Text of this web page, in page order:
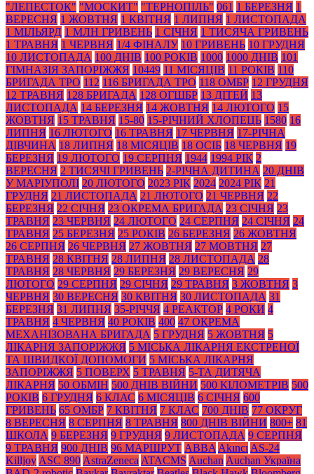
"ЛЕПЕСТОК" "МОСКИТ" "ТЕРНОПІЛЬ" 061 1 БЕРЕЗНЯ 1
ВЕРЕСНЯ 1 ЖОВТНЯ 1 КВІТНЯ 1 ЛИПНЯ 1 ЛИСТОПАДА
1 МІЛЬЯРД 1 МЛН ГРИВЕНЬ 1 СІЧНЯ 1 ТИСЯЧА ГРИВЕНЬ
1 ТРАВНЯ 1 ЧЕРВНЯ 1/4 ФІНАЛУ 10 ГРИВЕНЬ 10 ГРУДНЯ
10 ЛИСТОПАДА 100 ДНІВ 100 РОКІВ 1000 1000 ДНІВ 101
ГІМНАЗІЯ ЗАПОРІЖЖЯ 10449 11 МІСЯЦІВ 11 РОКІВ 110
БРИГАДА ТРО 112 116 БРИГАДА ТРО 118 ОМБР 12 ГРУДНЯ
12 ТРАВНЯ 128 БРИГАДА 128 ОГШБР 13 ДІТЕЙ 13
ЛИСТОПАДА 14 БЕРЕЗНЯ 14 ЖОВТНЯ 14 ЛЮТОГО 15
ЖОВТНЯ 15 ТРАВНЯ 15-80 15-РІЧНИЙ ХЛОПЕЦЬ 1580 16
ЛИПНЯ 16 ЛЮТОГО 16 ТРАВНЯ 17 ЧЕРВНЯ 17-РІЧНА
ДІВЧИНА 18 ЛИПНЯ 18 МІСЯЦІВ 18 ОСІБ 18 ЧЕРВНЯ 19
БЕРЕЗНЯ 19 ЛЮТОГО 19 СЕРПНЯ 1944 1994 РІК 2
ВЕРЕСНЯ 2 ТИСЯЧІ ГРИВЕНЬ 2-РІЧНА ДИТИНА 20 ДНІВ
У МАРІУПОЛІ 20 ЛЮТОГО 2023 РІК 2024 2024 РІК 21
ГРУДНЯ 21 ЛИСТОПАДА 21 ЛЮТОГО 21 ЧЕРВНЯ 22
БЕРЕЗНЯ 22 СІЧНЯ 23 ОКРЕМА БРИГАДА 23 СІЧНЯ 23
ТРАВНЯ 23 ЧЕРВНЯ 24 ЛЮТОГО 24 СЕРПНЯ 24 СІЧНЯ 24
ТРАВНЯ 25 БЕРЕЗНЯ 25 РОКІВ 26 БЕРЕЗНЯ 26 ЖОВТНЯ
26 СЕРПНЯ 26 ЧЕРВНЯ 27 ЖОВТНЯ 27 МОВТНЯ 27
ТРАВНЯ 28 КВІТНЯ 28 ЛИПНЯ 28 ЛИСТОПАДА 28
ТРАВНЯ 28 ЧЕРВНЯ 29 БЕРЕЗНЯ 29 ВЕРЕСНЯ 29
ЛЮТОГО 29 СЕРПНЯ 29 СІЧНЯ 29 ТРАВНЯ 3 ЖОВТНЯ 3
ЧЕРВНЯ 30 ВЕРЕСНЯ 30 КВІТНЯ 30 ЛИСТОПАДА 31
БЕРЕЗНЯ 31 ЛИПНЯ 35-РІЧЧЯ 4 РЕАКТОР 4 РОКИ 4
ТРАВНЯ 4 ЧЕРВНЯ 40 РОКІВ 400 47 ОКРЕМА
МЕХАНІЗОВАНА БРИГАДА 5 ГРУДНЯ 5 ЖОВТНЯ 5
ЛІКАРНЯ ЗАПОРІЖЖЯ 5 МІСЬКА ЛІКАРНЯ ЕКСТРЕНОЇ
ТА ШВИДКОЇ ДОПОМОГИ 5 МІСЬКА ЛІКАРНЯ
ЗАПОРІЖЖЯ 5 ПОВЕРХ 5 ТРАВНЯ 5-ТА ДИТЯЧА
ЛІКАРНЯ 50 ОБМІН 500 ДНІВ ВІЙНИ 500 КІЛОМЕТРІВ 500
РОКІВ 6 ГРУДНЯ 6 КЛАС 6 МІСЯЦІВ 6 СІЧНЯ 600
ГРИВЕНЬ 65 ОМБР 7 КВІТНЯ 7 КЛАС 700 ДНІВ 77 ОКРУГ
8 ВЕРЕСНЯ 8 СЕРПНЯ 8 ТРАВНЯ 800 ДНІВ ВІЙНИ 800+ 81
ШКОЛА 9 БЕРЕЗНЯ 9 ГРУДНЯ 9 ЛИСТОПАДА 9 СЕРПНЯ
9 ТРАВНЯ 900 ДНІВ 96 МАРШРУТ ABBA Akıncı AS-24
Killjoy ASC 890 AstraZeneca ATACMS Auchan Auchan Україна